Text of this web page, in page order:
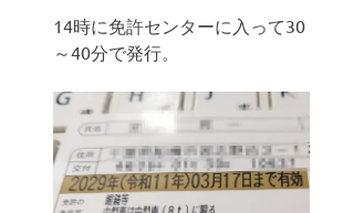
14時に免許センターに入って30
～40分で発行。